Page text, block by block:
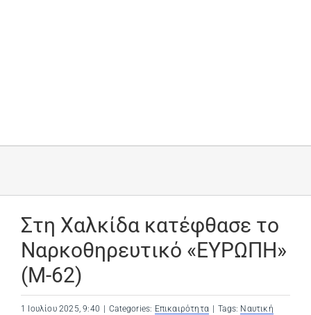
Στη Χαλκίδα κατέφθασε το
Ναρκοθηρευτικό «ΕΥΡΩΠΗ»
(Μ-62)
1 Ιουλίου 2025, 9:40 Categories: Επικαιρότητα Tags: Ναυτική